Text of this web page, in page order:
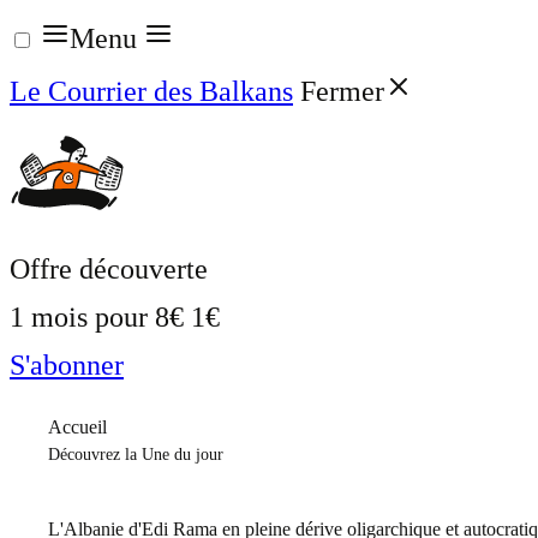
Aller
au
contenu
Menu
Le Courrier des Balkans Fermer
Offre découverte
1 mois pour 8€ 1€
S'abonner
Accueil
Découvrez la Une du jour
L'Albanie d'Edi Rama en pleine dérive oligarchique et